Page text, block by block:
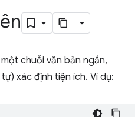
chuỗi văn bản ngắn,
xác định tiện ích. Ví dụ: